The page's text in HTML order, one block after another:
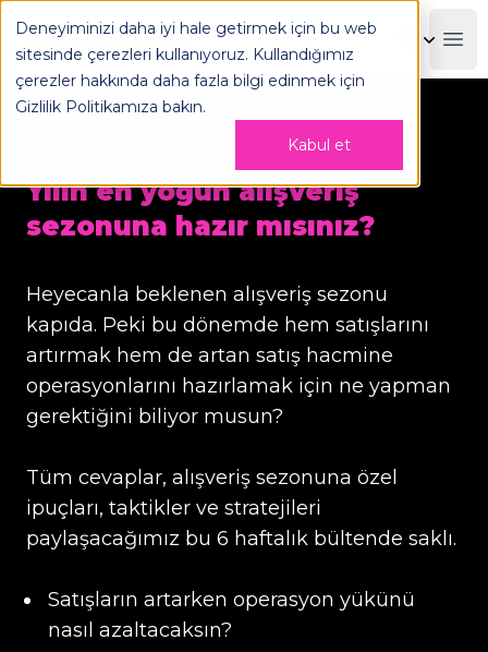
Deneyiminizi daha iyi hale getirmek için bu web
sitesinde çerezleri kullanıyoruz. Kullandığımız
çerezler hakkında daha fazla bilgi edinmek için
Gizlilik Politikamıza bakın.
Kabul et
OPLOG
Yılın en yoğun alışveriş
sezonuna hazır mısınız?
Heyecanla beklenen alışveriş sezonu
kapıda. Peki bu dönemde hem satışlarını
artırmak hem de artan satış hacmine
operasyonlarını hazırlamak için ne yapman
gerektiğini biliyor musun?
Tüm cevaplar, alışveriş sezonuna özel
ipuçları, taktikler ve stratejileri
paylaşacağımız bu 6 haftalık bültende saklı.
Satışların artarken operasyon yükünü
nasıl azaltacaksın?